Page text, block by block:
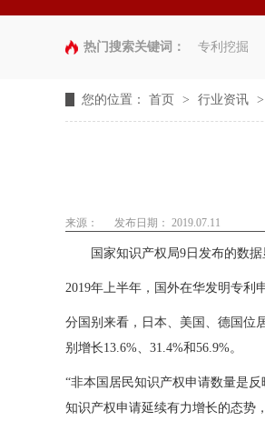
热门搜索关键词： 专利挖掘
您的位置： 首页 > 行业资讯 >
来源： 发布日期： 2019.07.11
国家知识产权局9日发布的数据
2019年上半年，国外在华发明专利
分国别来看，日本、美国、德国位
别增长13.6%、31.4%和56.9%。
“非本国居民知识产权申请数量是
知识产权申请延续有力增长的态势